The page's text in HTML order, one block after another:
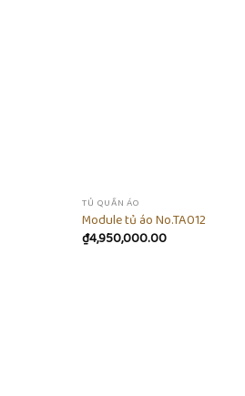
TỦ QUẦN ÁO
Module tủ áo No.TA012
₫4,950,000.00